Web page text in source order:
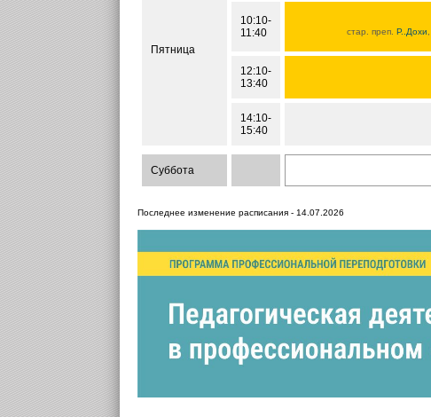
Пятница
10:10-
11:40
стар. преп. Р..Дохи
12:10-
13:40
14:10-
15:40
Суббота
Последнее изменение расписания - 14.07.2026